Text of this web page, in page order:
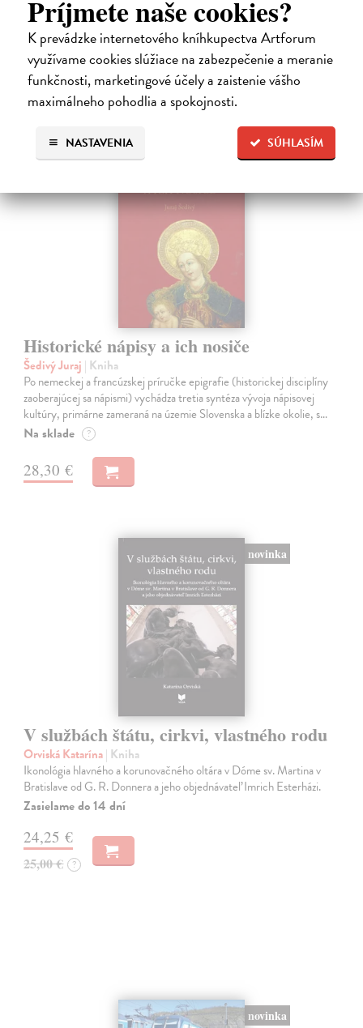
Príjmete naše cookies?
K prevádzke internetového kníhkupectva Artforum
využívame cookies slúžiace na zabezpečenie a meranie
funkčnosti, marketingové účely a zaistenie vášho
maximálneho pohodlia a spokojnosti.
SÚHLASÍM
NASTAVENIA
bez nich nedá…
Na sklade ?
23,66 €
24,90 € ?
Historické nápisy a ich nosiče
Šedivý Juraj | Kniha
Po nemeckej a francúzskej príručke epigrafie (historickej disciplíny
zaoberajúcej sa nápismi) vychádza tretia syntéza vývoja nápisovej
kultúry, primárne zameraná na územie Slovenska a blízke okolie, s…
Na sklade ?
28,30 €
novinka
V službách štátu, cirkvi, vlastného rodu
Orviská Katarína| Kniha
Ikonológia hlavného a korunovačného oltára v Dóme sv. Martina v
Bratislave od G. R. Donnera a jeho objednávateľ Imrich Esterházi.
Zasielame do 14 dní
24,25 €
25,00 € ?
novinka